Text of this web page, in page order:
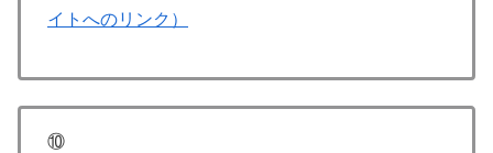
イトへのリンク）
⑩